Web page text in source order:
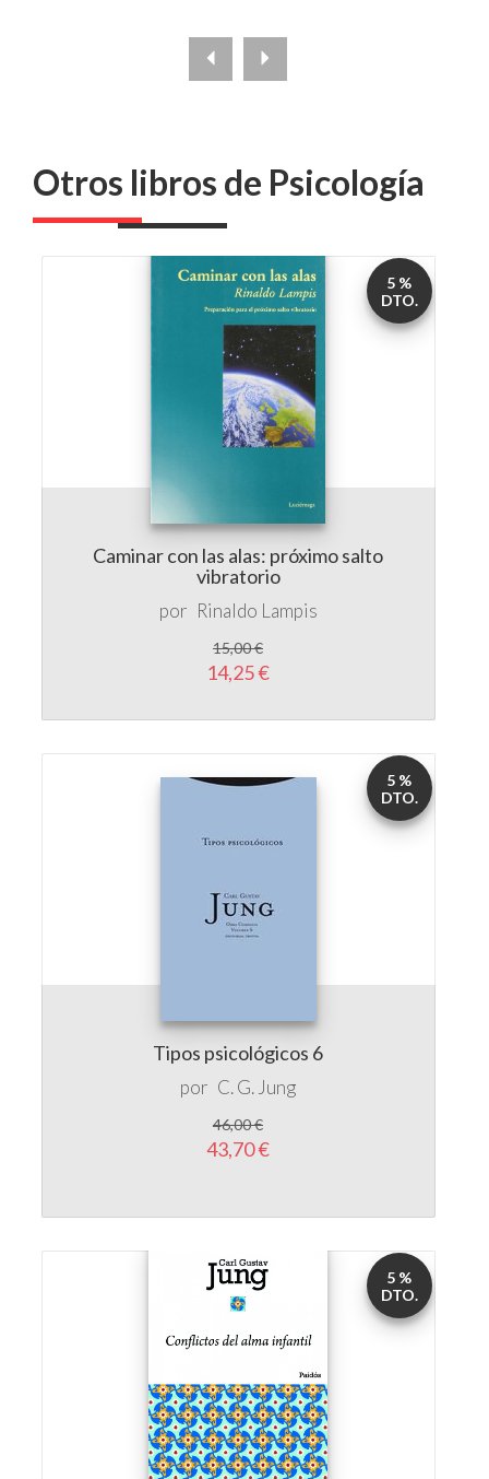
Otros libros de Psicología
Caminar con las alas: próximo salto
vibratorio
por Rinaldo Lampis
15,00 €
14,25 €
5 %
DTO.
Tipos psicológicos 6
por C. G. Jung
46,00 €
43,70 €
5 %
DTO.
5 %
DTO.